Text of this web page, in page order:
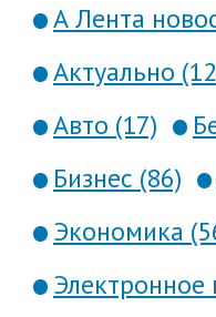
А Лента
Актуально
Авто (17)
Бизнес (86)
Экономика
Электронное